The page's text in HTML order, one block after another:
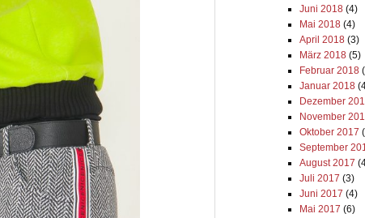
Juni 2018(4)
Mai 2018(4)
April 2018(3)
März 2018(5)
Februar 2018
Januar 2018
Dezember
November
Oktober 2017
September
August 2017
Juli 2017 (3)
Juni 2017 (4)
Mai 2017 (6)